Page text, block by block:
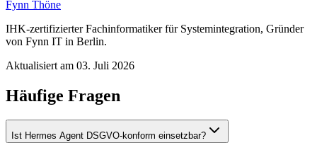
Fynn Thöne
IHK-zertifizierter Fachinformatiker für Systemintegration, Gründer
von Fynn IT in Berlin.
Aktualisiert am 03. Juli 2026
Häufige Fragen
Ist Hermes Agent DSGVO-konform einsetzbar?